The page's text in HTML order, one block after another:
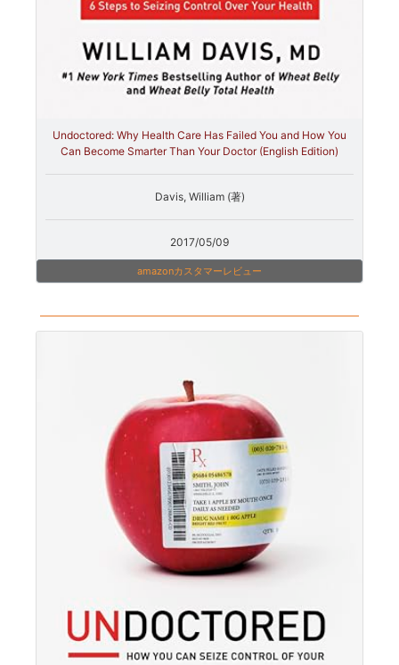
Undoctored: Why Health Care Has Failed You and How You
Can Become Smarter Than Your Doctor (English Edition)
Davis, William (著)
2017/05/09
amazonカスタマーレビュー